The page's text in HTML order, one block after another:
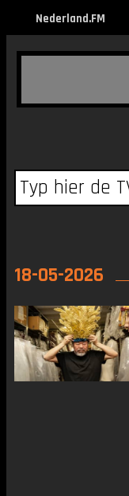
Nederland.FM
18-05-2026